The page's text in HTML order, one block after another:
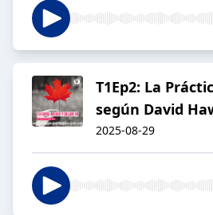
T1Ep2: La
según David
2025-08-29